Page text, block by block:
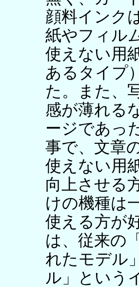
顔料インク
紙やフィル
使えない用
あるタイプ
た。また、
感が薄れる
ージであっ
事で、文章
使えない用
向上させる
けの機種は
使える方が
は、従来の
れたモデル
ル」という